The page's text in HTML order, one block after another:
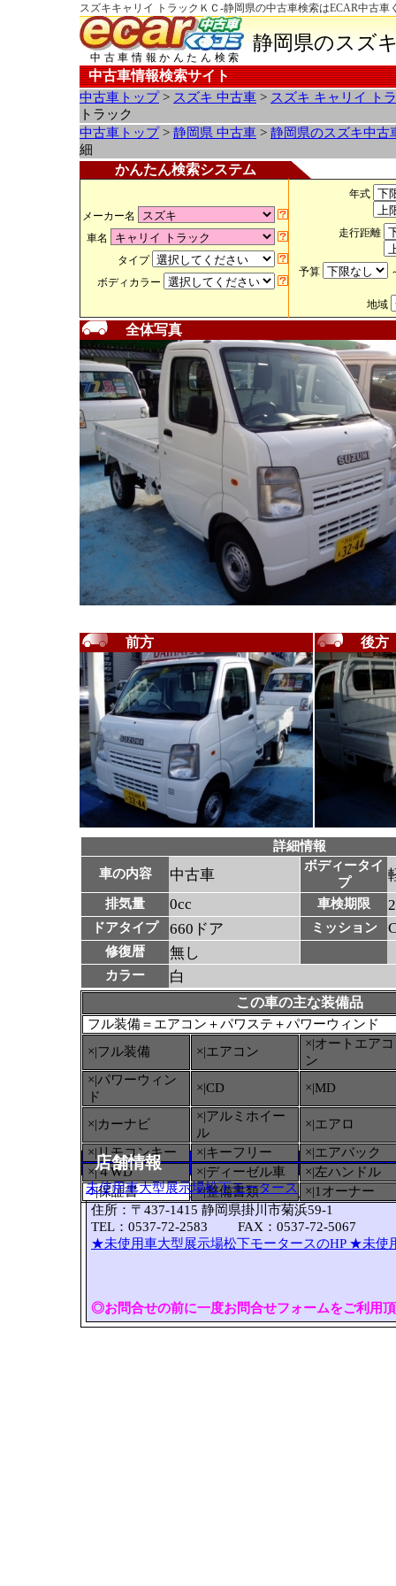
スズキキャリイ トラックＫＣ-静岡県の中古車検索はECAR中古車
中古車情報かんたん検索
静岡県のスズ
中古車情報検索サイト
中古車トップ> スズキ 中古車 > スズキ キャリイ ト
トラック
中古車トップ> 静岡県 中古車 > 静岡県のスズキ中古
細
かんたん検索システム
メーカー名
車名
タイプ
ボディカラー
年式
走行距離
予算
地域
全体写真
前方 後方
詳細情報
車の内容
中古車
ボディータイ
プ
排気量 0cc 車検期限
ドアタイプ 660ドア ミッション
修復暦 無し
カラー 白
この車の主な装備品
フル装備＝エアコン＋パワステ＋パワーウィンド
×|フル装備
×|エアコン
×|オートエアコ
ン
×|パワーウィン
ド
×|CD ×|MD
×|カーナビ
×|アルミホイー
ル
×|エアロ
×|リモコンキー
×|キーフリー
×|エアバック
×|４WD
×|ディーゼル車
×|左ハンドル
○|保証書 ×|整備書類 ×|1オーナー
店舗情報
未使用車大型展示場松下モータース
住所：〒437-1415 静岡県掛川市菊浜59-1
TEL：0537-72-2583 FAX：0537-72-5067
★未使用車大型展示場松下モータースのHP ★未使
◎お問合せの前に一度お問合せフォームをご利用